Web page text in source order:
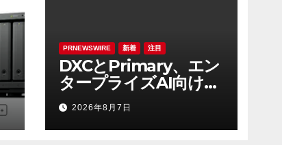
PRNEWSWIRE 新着 注目
DXCとPrimary、エン
タープライズAI向けAI
ネイティブ型ゼロトラ
スト・プラットフォー
ムを提供開始
2026年8月7日